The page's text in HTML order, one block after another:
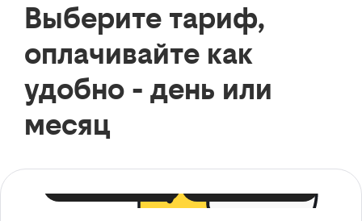
Выберите тариф,
оплачивайте как
удобно - день или
месяц